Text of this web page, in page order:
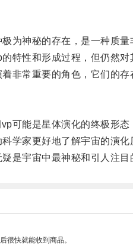
神秘的存在，是一种质量
性和形成过程，但仍然对
常重要的角色，它们的存
能是星体演化的终极形态
家更好地了解宇宙的演化
宇宙中最神秘和引人注目
很快就能收到商品。